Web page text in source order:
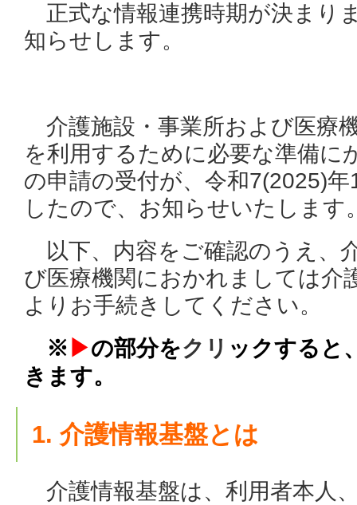
正式な情報連携時期が決まり
知らせします。
介護施設・事業所および医療
を利用するために必要な準備に
の申請の受付が、令和7(2025)
したので、お知らせいたします
以下、内容をご確認のうえ、
び医療機関におかれましては介
よりお手続きしてください。
※ ▶の部分をクリ ックすると
きます。
1. 介護情報基盤とは
介護情報基盤は、利用者本人